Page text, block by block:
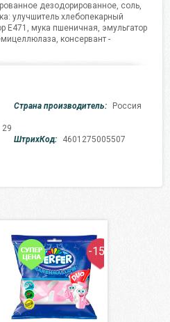
дезодорированное, соль,
улучшитель хлебопекарный
Е471, мука пшеничная, эмульгатор
консервант -
Страна производитель: Россия
ШтрихКод: 4601275005507
-15%